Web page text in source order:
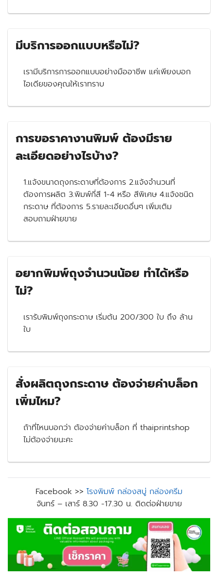
มีบริการออกแบบหรือไม่?
เรามีบริการการออกแบบอย่างมืออาชีพ แค่เพียงบอก
ไอเดียของคุณให้เราทราบ
การขอราคางานพิมพ์ ต้องมีราย
ละเอียดอย่างไรบ้าง?
1.แจ้งขนาดถุงกระดาษที่ต้องการ 2.แจ้งจำนวนที่
ต้องการผลิต 3.พิมพ์กี่สี 1-4 หรือ สีพิเศษ 4.แจ้งชนิด
กระดาษ ที่ต้องการ 5.รายละเอียดอื่นๆ เพิ่มเติม
สอบถามฝ่ายขาย
อยากพิมพ์ถุงจำนวนน้อย ทำได้หรือ
ไม่?
เรารับพิมพ์ถุงกระดาษ เริ่มต้น 200/300 ใบ ถึง ล้าน
ใบ
สั่งผลิตถุงกระดาษ ต้องจ่ายค่าบล็อก
เพิ่มไหม?
ถ้าที่ไหนบอกว่า ต้องจ่ายค่าบล็อก ที่ thaiprintshop
ไม่ต้องจ่ายนะคะ
Facebook >> โรงพิมพ์ กล่องสบู่ กล่องครีม
จันทร์ – เสาร์ 8.30 -17.30 น. ติดต่อฝ่ายขาย